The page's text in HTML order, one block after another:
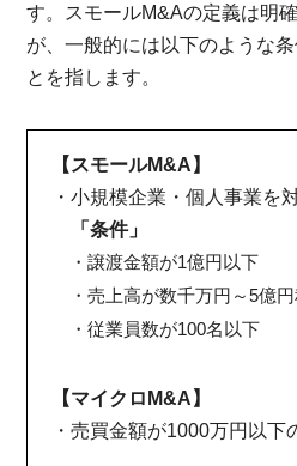
す。スモールM&Aの定義は明
が、一般的には以下のような
とを指します。
【スモールM&A】
・小規模企業・個人事業を
「条件」
・譲渡金額が1億円以下
・売上高が数千万円～5億
・従業員数が100名以下
【マイクロM&A】
・売買金額が1000万円以下